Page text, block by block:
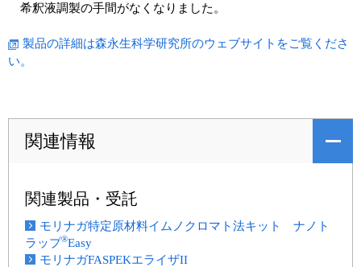
希釈液調製の手間がなくなりました。
製品の詳細は森永生科学研究所のウェブサイトをご覧くださ
い。
関連情報
関連製品・受託
モリナガ特定原材料イムノクロマト法キット ナノト
ラップ®Easy
モリナガFASPEKエライザII